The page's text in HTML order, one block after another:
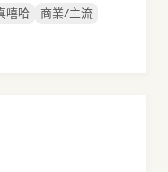
嘻哈
商業/主流